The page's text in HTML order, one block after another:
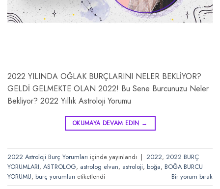
2022 YILINDA OĞLAK BURÇLARINI NELER BEKLİYOR?
GELDİ GELMEKTE OLAN 2022! Bu Sene Burcunuzu Neler
Bekliyor? 2022 Yıllık Astroloji Yorumu
OKUMAYA DEVAM EDIN →
2022 Astroloji Burç Yorumları içinde yayınlandı | 2022, 2022 BURÇ
YORUMLARI, ASTROLOG, astrolog elvan, astroloji, boğa, BOĞA BURCU
YORUMU, burç yorumları etiketlendi Bir yorum bırak